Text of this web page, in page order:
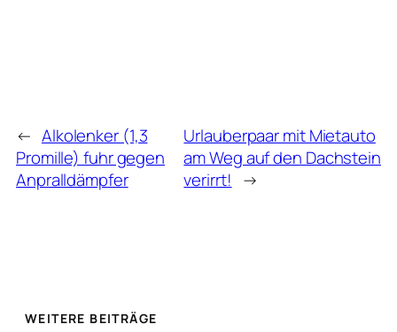
← Alkolenker (1,3
Promille) fuhr gegen
Anpralldämpfer
Urlauberpaar mit Mietauto
am Weg auf den Dachstein
verirrt! →
WEITERE BEITRÄGE